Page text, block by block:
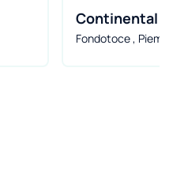
Continental
***
Fondotoce ,